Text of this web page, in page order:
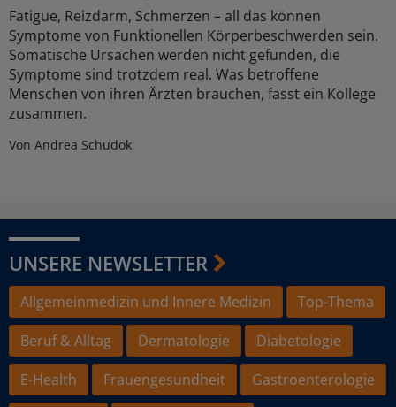
Fatigue, Reizdarm, Schmerzen – all das können
Symptome von Funktionellen Körperbeschwerden sein.
Somatische Ursachen werden nicht gefunden, die
Symptome sind trotzdem real. Was betroffene
Menschen von ihren Ärzten brauchen, fasst ein Kollege
zusammen.
Von Andrea Schudok
UNSERE NEWSLETTER
Allgemeinmedizin und Innere Medizin
Top-Thema
Beruf & Alltag
Dermatologie
Diabetologie
E-Health
Frauengesundheit
Gastroenterologie